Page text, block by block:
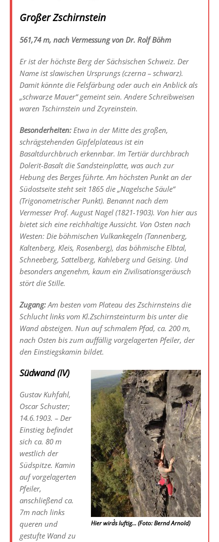
Großer Zschirnstein
561,74 m, nach Vermessung von Dr. Rolf Böhm
Er ist der höchste Berg der Sächsischen Schweiz. Der
Name ist slawischen Ursprungs (czerna – schwarz).
Damit könnte die Felsfärbung oder auch ein Anblick als
„schwarze Mauer“ gemeint sein. Andere Schreibweisen
waren Tschirnstein und Zcyreinstein.
Besonderheiten: Etwa in der Mitte des großen,
schrägstehenden Gipfelplateaus ist ein
Basaltdurchbruch erkennbar. Im Tertiär durchbrach
Dolerit-Basalt die Sandsteinplatte, was auch zur
Hebung des Berges führte. Am höchsten Punkt an der
Südostseite steht seit 1865 die „Nagelsche Säule“
(Trigonometrischer Punkt). Benannt nach dem
Vermesser Prof. August Nagel (1821-1903). Von hier aus
bietet sich eine reichhaltige Aussicht. Von Osten nach
Westen: Die böhmischen Vulkankegeln (Tannenberg,
Kaltenberg, Kleis, Rosenberg), das böhmische Elbtal,
Schneeberg, Sattelberg, Kahleberg und Geising. Und
besonders angenehm, kaum ein Zivilisationsgeräusch
stört die Stille.
Zugang:Am besten vom Plateau des Zschirnsteins die
Schlucht links vom Kl.Zschirnsteinturm bis unter die
Wand absteigen. Nun auf schmalem Pfad, ca. 200 m,
nach Osten bis zum auffällig vorgelagerten Pfeiler, der
den Einstiegskamin bildet.
Hier wird´s luftig… (Foto: Bernd Arnold)
Südwand (IV)
Gustav Kuhfahl,
Oscar Schuster;
14.6.1903. – Der
Einstieg befindet
sich ca. 80 m
westlich der
Südspitze. Kamin
auf vorgelagerten
Pfeiler,
anschließend ca.
7m nach links
queren und
gestufte Wand zu